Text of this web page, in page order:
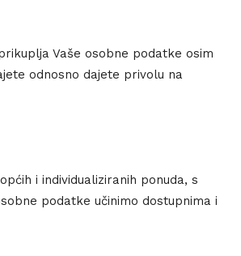
Vaše osobne podatke osim
odnosno dajete privolu na
i individualiziranih ponuda, s
podatke učinimo dostupnima i